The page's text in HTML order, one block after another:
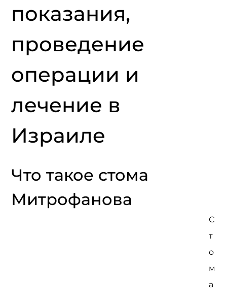
показания,
проведение
операции и
лечение в
Израиле
Что такое стома
Митрофанова
С
т
о
м
а